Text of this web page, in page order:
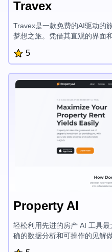
Travex
Travex是一款免费的AI驱动的
梦想之旅。凭借其直观的界面
快。Travex简化了度假规划过
5
Property AI
轻松利用先进的房产 AI 工具
确的数据分析和可操作的见解